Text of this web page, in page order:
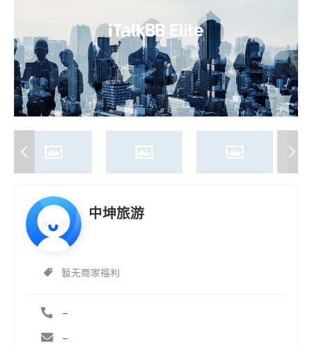
养老 非盈利组织
中坤旅游
暂无商家福利
-
-